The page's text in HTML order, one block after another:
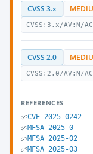
CVSS 3.x
CVSS:3.x/AV:N/
CVSS 2.0
CVSS:2.0/AV:N/
REFERENCES
CVE-2025-0242
MFSA 2025-0
MFSA 2025-02
MFSA 2025-03